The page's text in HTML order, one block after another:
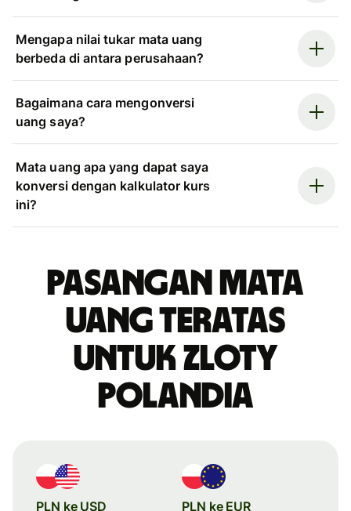
Mengapa nilai tukar mata uang
berbeda di antara perusahaan?
Bagaimana cara mengonversi
uang saya?
Mata uang apa yang dapat saya
konversi dengan kalkulator kurs
ini?
Pasangan mata
uang teratas
untuk zloty
Polandia
PLN ke USD PLN ke EUR